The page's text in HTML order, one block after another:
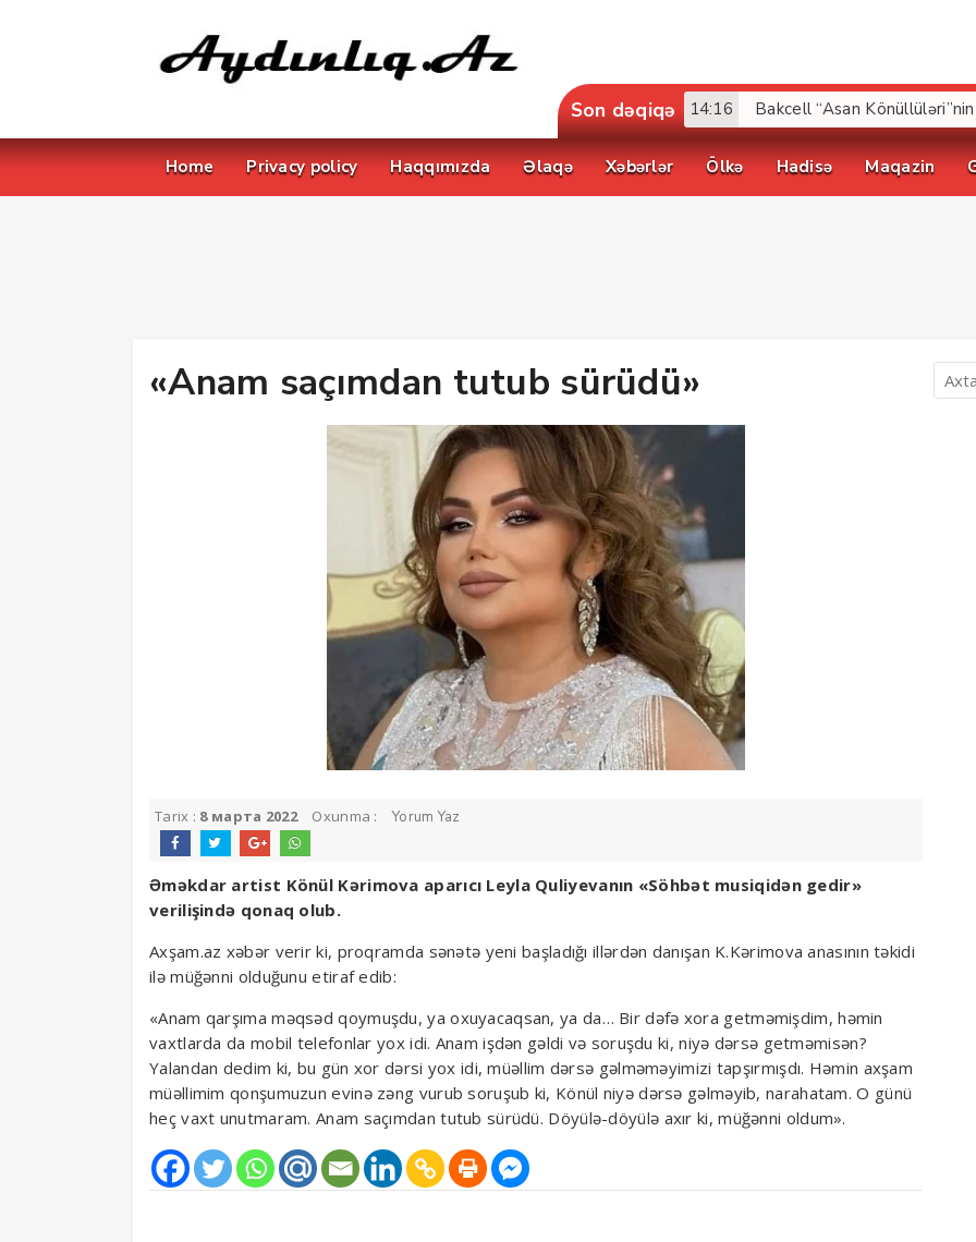
Son dəqiqə 17:52
Home Privacy policy Haqqımızda Əlaqə Xəbərlər Ölkə Hadisə Maqazin
«Anam saçımdan tutub sürüdü»
Tarix : 8 марта 2022 Oxunma : Yorum Yaz
Əməkdar artist Könül Kərimova aparıcı Leyla Quliyevanın «Söhbət musiqidən gedir»
verilişində qonaq olub.
Axşam.az xəbər verir ki, proqramda sənətə yeni başladığı illərdən danışan K.Kərimova anasının təkidi
ilə müğənni olduğunu etiraf edib:
«Anam qarşıma məqsəd qoymuşdu, ya oxuyacaqsan, ya da… Bir dəfə xora getməmişdim, həmin
vaxtlarda da mobil telefonlar yox idi. Anam işdən gəldi və soruşdu ki, niyə dərsə getməmisən?
Yalandan dedim ki, bu gün xor dərsi yox idi, müəllim dərsə gəlməməyimizi tapşırmışdı. Həmin axşam
müəllimim qonşumuzun evinə zəng vurub soruşub ki, Könül niyə dərsə gəlməyib, narahatam. O günü
heç vaxt unutmaram. Anam saçımdan tutub sürüdü. Döyülə-döyülə axır ki, müğənni oldum».